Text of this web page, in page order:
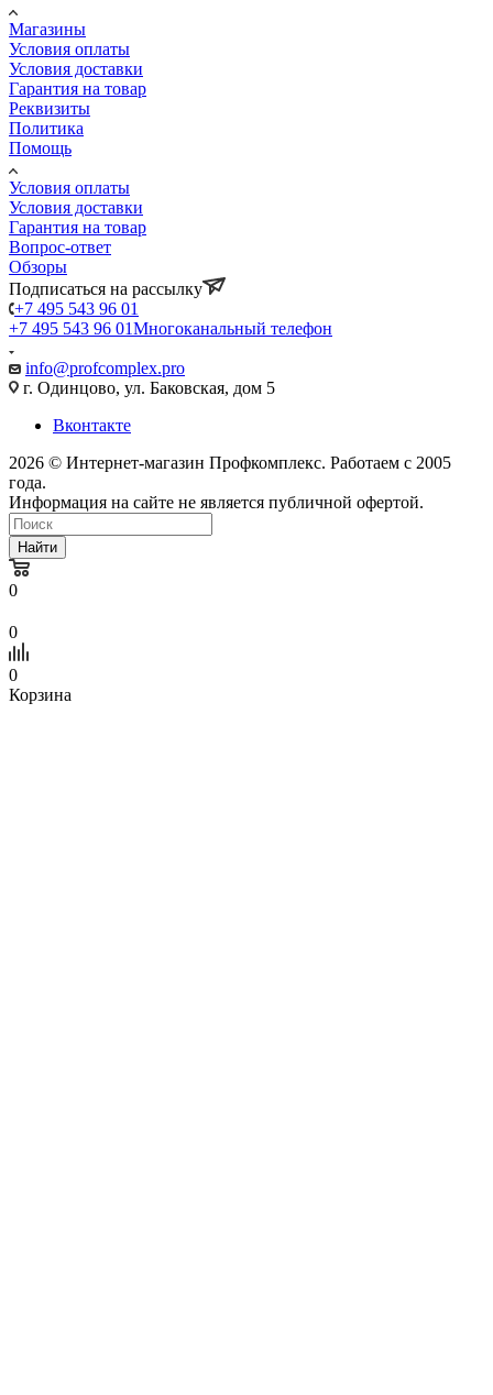
Магазины
Условия оплаты
Условия доставки
Гарантия на товар
Реквизиты
Политика
Помощь
Условия оплаты
Условия доставки
Гарантия на товар
Вопрос-ответ
Обзоры
Подписаться на рассылку
+7 495 543 96 01
+7 495 543 96 01Многоканальный телефон
info@profcomplex.pro
г. Одинцово, ул. Баковская, дом 5
Вконтакте
2026 © Интернет-магазин Профкомплекс. Работаем с 2005
года.
Информация на сайте не является публичной офертой.
Найти
0
0
0
Корзина